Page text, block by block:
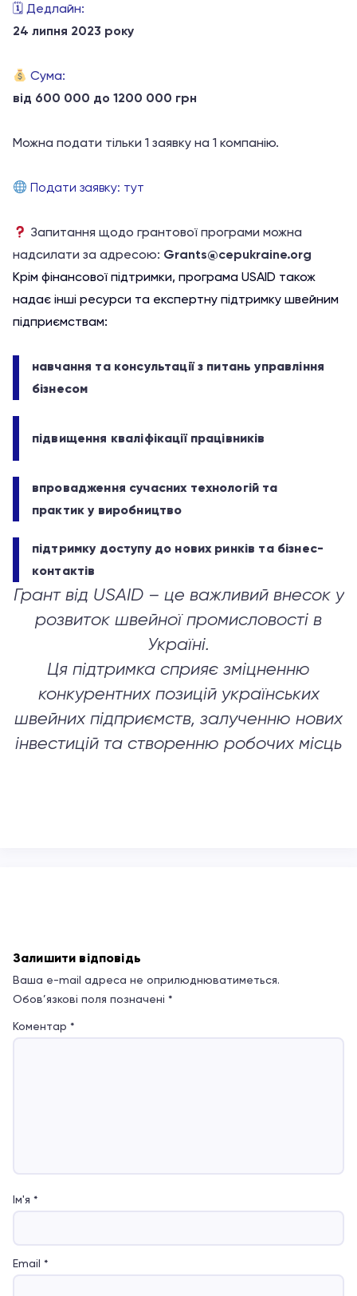
🗓 Дедлайн:
24 липня 2023 року
Сума:
від 600 000 до 1200 000 грн
Можна подати тільки 1 заявку на 1 компанію.
Подати заявку: тут
Запитання щодо грантової програми можна
надсилати за адресою: Grants@cepukraine.org
Крім фінансової підтримки, програма USAID також
надає інші ресурси та експертну підтримку швейним
підприємствам:
навчання та консультації з питань управління
бізнесом
підвищення кваліфікації працівників
впровадження сучасних технологій та
практик у виробництво
підтримку доступу до нових ринків та бізнес-
контактів
Грант від USAID – це важливий внесок у
розвиток швейної промисловості в
Україні.
Ця підтримка сприяє зміцненню
конкурентних позицій українських
швейних підприємств, залученню нових
інвестицій та створенню робочих місць
Залишити відповідь
Ваша e-mail адреса не оприлюднюватиметься.
Обов’язкові поля позначені *
Коментар *
Ім'я *
Email *